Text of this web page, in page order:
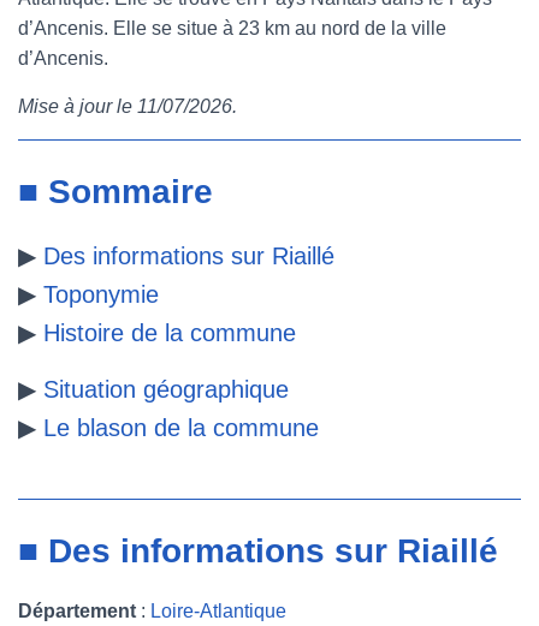
e t t b
d’Ancenis. Elle se situe à 23 km au nord de la ville
d’Ancenis.
Mise à jour le 11/07/2026.
■ Sommaire
▶ Des informations sur Riaillé
▶ Toponymie
▶ Histoire de la commune
▶ Situation géographique
▶ Le blason de la commune
■ Des informations sur Riaillé
Département : Loire-Atlantique